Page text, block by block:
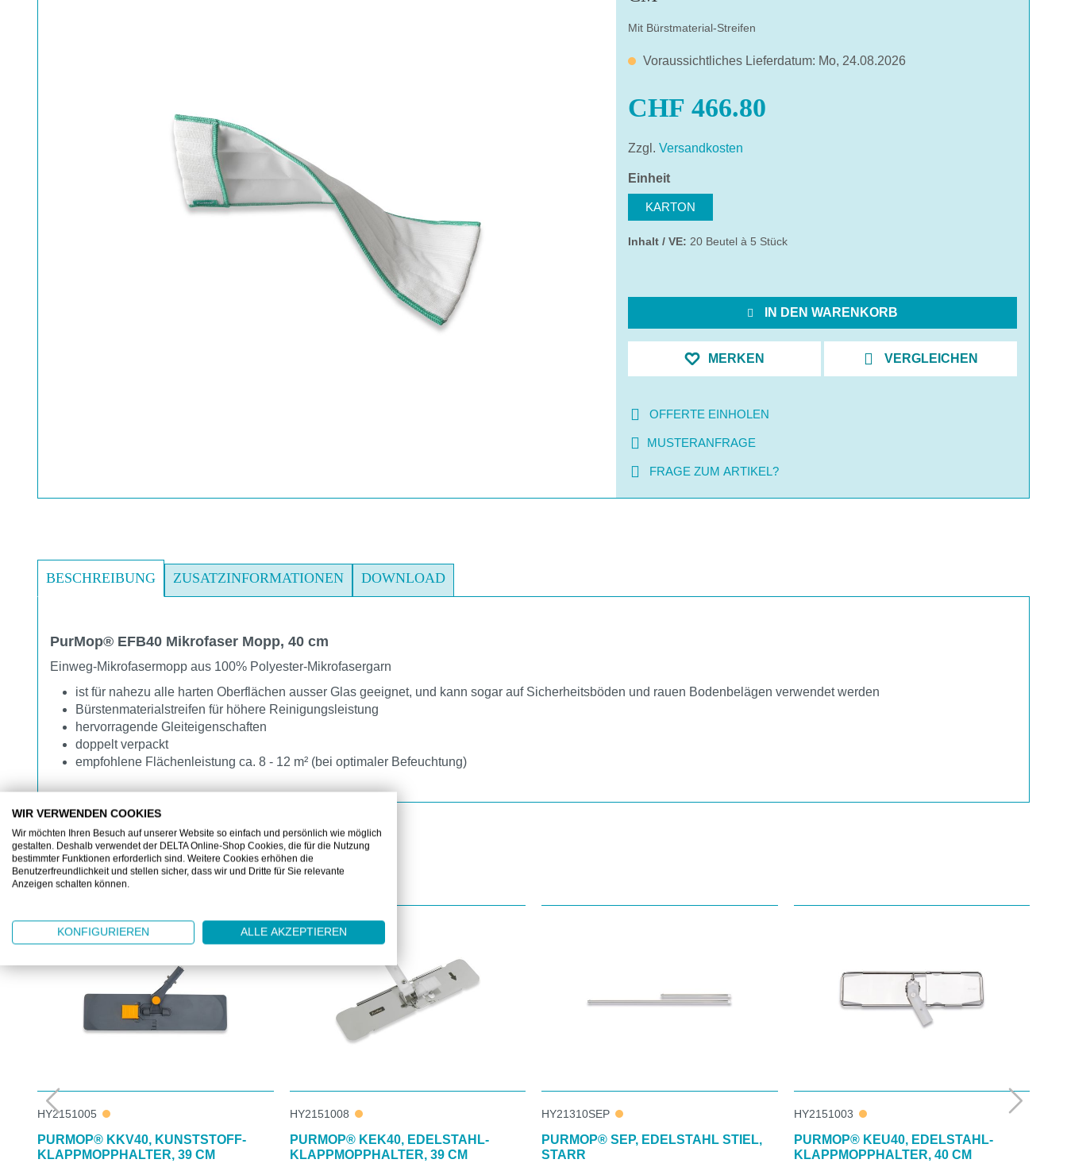
Mit Bürstmaterial-Streifen
Voraussichtliches Lieferdatum: Mo, 24.08.2026
CHF 466.80
Zzgl. Versandkosten
Einheitauswählen
KARTON
Inhalt / VE: 20 Beutel à 5 Stück
IN DEN WARENKORB
MERKEN VERGLEICHEN
OFFERTE EINHOLEN
MUSTERANFRAGE
FRAGE ZUM ARTIKEL?
BESCHREIBUNG ZUSATZINFORMATIONEN DOWNLOAD
PurMop® EFB40 Mikrofaser Mopp, 40 cm
Einweg-Mikrofasermopp aus 100% Polyester-Mikrofasergarn
ist für nahezu alle harten Oberflächen ausser Glas geeignet, und kann sogar auf Sicherheitsböden und rauen Bodenbelägen verwendet werden
Bürstenmaterialstreifen für höhere Reinigungsleistung
hervorragende Gleiteigenschaften
doppelt verpackt
empfohlene Flächenleistung ca. 8 - 12 m² (bei optimaler Befeuchtung)
ZUBEHÖR
HY2151005
PURMOP® KKV40, KUNSTSTOFF-
KLAPPMOPPHALTER, 39 CM
HY2151008
PURMOP® KEK40, EDELSTAHL-
KLAPPMOPPHALTER, 39 CM
HY21310SEP
PURMOP® SEP, EDELSTAHL STIEL,
STARR
HY2151003
PURMOP® KEU40, EDELSTAHL-
KLAPPMOPPHALTER, 40 CM
WIR VERWENDEN COOKIES
Wir möchten Ihren Besuch auf unserer Website so einfach und persönlich wie möglich
gestalten. Deshalb verwendet der DELTA Online-Shop Cookies, die für die Nutzung
bestimmter Funktionen erforderlich sind. Weitere Cookies erhöhen die
Benutzerfreundlichkeit und stellen sicher, dass wir und Dritte für Sie relevante
Anzeigen schalten können.
KONFIGURIEREN ALLE AKZEPTIEREN